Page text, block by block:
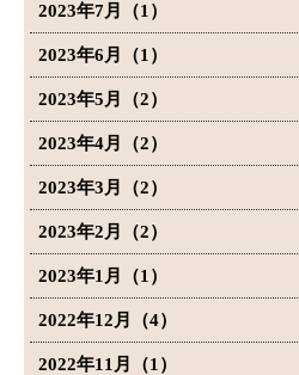
2023年7月（1）
2023年6月（1）
2023年5月（2）
2023年4月（2）
2023年3月（2）
2023年2月（2）
2023年1月（1）
2022年12月（4）
2022年11月（1）